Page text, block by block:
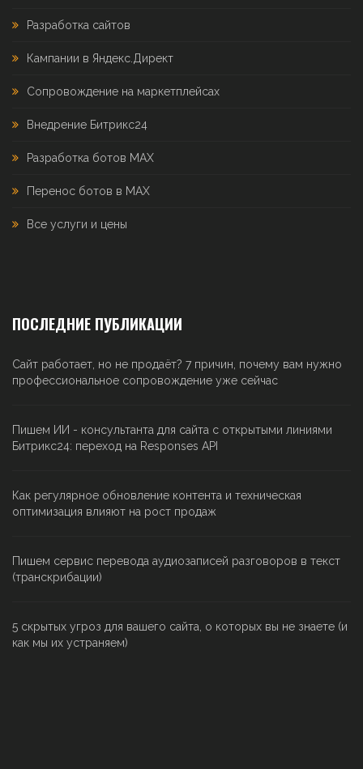
Разработка сайтов
Кампании в Яндекс.Директ
Сопровождение на маркетплейсах
Внедрение Битрикс24
Разработка ботов MAX
Перенос ботов в MAX
Все услуги и цены
ПОСЛЕДНИЕ ПУБЛИКАЦИИ
Сайт работает, но не продаёт? 7 причин, почему вам нужно
профессиональное сопровождение уже сейчас
Пишем ИИ - консультанта для сайта с открытыми линиями
Битрикс24: переход на Responses API
Как регулярное обновление контента и техническая
оптимизация влияют на рост продаж
Пишем сервис перевода аудиозаписей разговоров в текст
(транскрибации)
5 скрытых угроз для вашего сайта, о которых вы не знаете (и
как мы их устраняем)